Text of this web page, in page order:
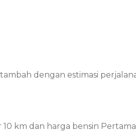
dengan estimasi
km dan harga bensin